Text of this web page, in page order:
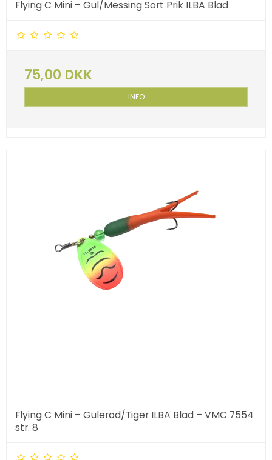
Flying C Mini – Gul/Messing Sort Prik ILBA Blad
75,00 DKK
INFO
Flying C Mini – Gulerod/Tiger ILBA Blad – VMC 7554
str. 8